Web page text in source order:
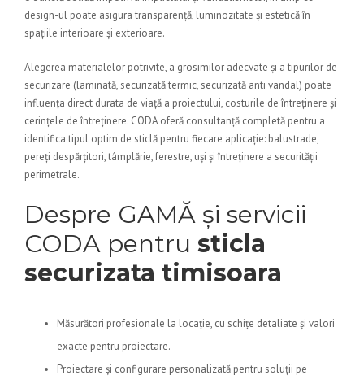
design-ul poate asigura transparență, luminozitate și estetică în
spațiile interioare și exterioare.
Alegerea materialelor potrivite, a grosimilor adecvate și a tipurilor de
securizare (laminată, securizată termic, securizată anti vandal) poate
influența direct durata de viață a proiectului, costurile de întreținere și
cerințele de întreținere. CODA oferă consultanță completă pentru a
identifica tipul optim de sticlă pentru fiecare aplicație: balustrade,
pereți despărțitori, tâmplărie, ferestre, uși și întreținere a securității
perimetrale.
Despre GAMĂ și servicii
CODA pentru sticla
securizata timisoara
Măsurători profesionale la locație, cu schițe detaliate și valori
exacte pentru proiectare.
Proiectare și configurare personalizată pentru soluții pe